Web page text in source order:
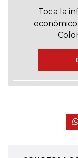
Toda la